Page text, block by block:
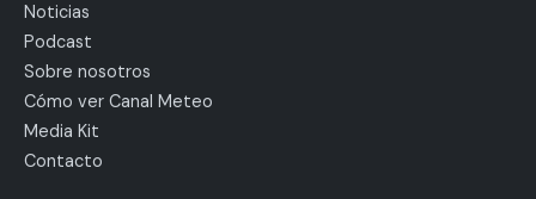
Noticias
Podcast
Sobre nosotros
Cómo ver Canal Meteo
Media Kit
Contacto